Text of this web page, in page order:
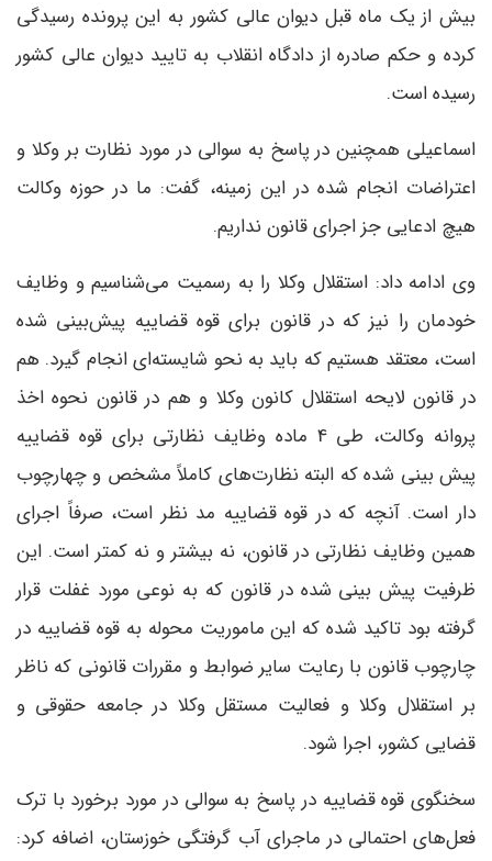
بیش از یک ماه قبل دیوان عالی کشور به این پرونده رسیدگی
کرده و حکم صادره از دادگاه انقلاب به تایید دیوان عالی کشور
رسیده است.
اسماعیلی همچنین در پاسخ به سوالی در مورد نظارت بر وکلا و
اعتراضات انجام شده در این زمینه، گفت: ما در حوزه وکالت
هیچ ادعایی جز اجرای قانون نداریم.
وی ادامه داد: استقلال وکلا را به رسمیت می‌شناسیم و وظایف
خودمان را نیز که در قانون برای قوه قضاییه پیش‌بینی شده
است، معتقد هستیم که باید به نحو شایسته‌ای انجام گیرد. هم
در قانون لایحه استقلال کانون وکلا و هم در قانون نحوه اخذ
پروانه وکالت، طی 4 ماده وظایف نظارتی برای قوه قضاییه
پیش بینی شده که البته نظارت‌های کاملاً مشخص و چهارچوب
دار است. آنچه که در قوه قضاییه مد نظر است، صرفاً اجرای
همین وظایف نظارتی در قانون، نه بیشتر و نه کمتر است. این
ظرفیت پیش بینی شده در قانون که به نوعی مورد غفلت قرار
گرفته بود تاکید شده که این ماموریت محوله به قوه قضاییه در
چارچوب قانون با رعایت سایر ضوابط و مقررات قانونی که ناظر
بر استقلال وکلا و فعالیت مستقل وکلا در جامعه حقوقی و
قضایی کشور، اجرا شود.
سخنگوی قوه قضاییه در پاسخ به سوالی در مورد برخورد با ترک
فعل‌های احتمالی در ماجرای آب گرفتگی خوزستان، اضافه کرد: